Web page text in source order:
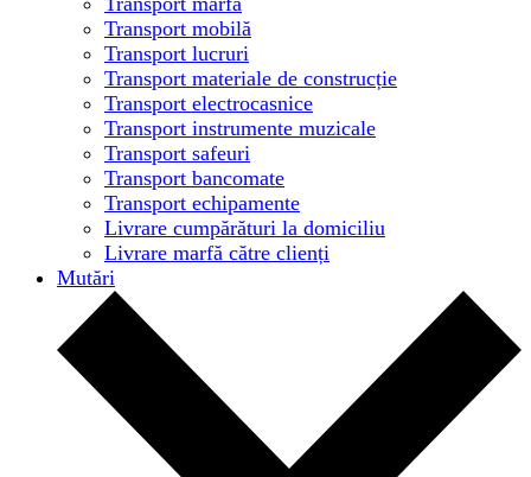
Transport mobilă
Transport lucruri
Transport materiale de construcție
Transport electrocasnice
Transport instrumente muzicale
Transport safeuri
Transport bancomate
Transport echipamente
Livrare cumpărături la domiciliu
Livrare marfă către clienți
Mutări